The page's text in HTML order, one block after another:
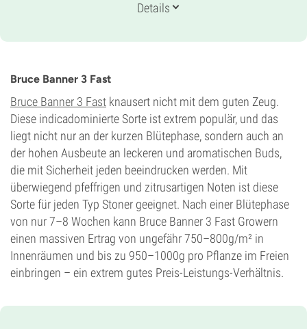
6-7 wochen
CBD
1%
Blütentyp
Photoperiodisch
Details
Bruce Banner 3 Fast
Bruce Banner 3 Fast knausert nicht mit dem guten Zeug.
Diese indicadominierte Sorte ist extrem populär, und das
liegt nicht nur an der kurzen Blütephase, sondern auch an
der hohen Ausbeute an leckeren und aromatischen Buds,
die mit Sicherheit jeden beeindrucken werden. Mit
überwiegend pfeffrigen und zitrusartigen Noten ist diese
Sorte für jeden Typ Stoner geeignet. Nach einer Blütephase
von nur 7–8 Wochen kann Bruce Banner 3 Fast Growern
einen massiven Ertrag von ungefähr 750–800g/m² in
Innenräumen und bis zu 950–1000g pro Pflanze im Freien
einbringen – ein extrem gutes Preis-Leis­tungs-Ver­hält­nis.